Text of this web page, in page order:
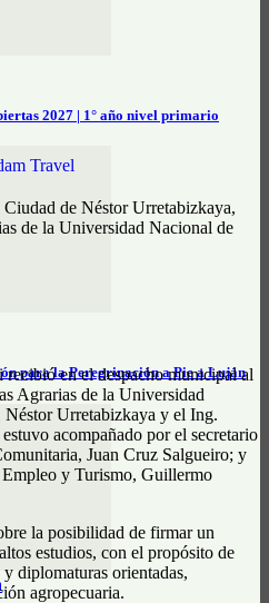
2027 | 1° año nivel primario
para la Peregrinación a Pie a Luján
de Néstor Urretabizkaya,
de la Universidad Nacional de
en el despacho municipal al
Agrarias de la Universidad
Urretabizkaya y el Ing.
acompañado por el secretario
Juan Cruz Salgueiro; y
y Turismo, Guillermo
la posibilidad de firmar un
estudios, con el propósito de
diplomaturas orientadas,
agropecuaria.